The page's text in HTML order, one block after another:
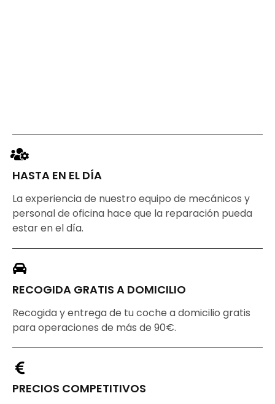
HASTA EN EL DÍA
La experiencia de nuestro equipo de mecánicos y
personal de oficina hace que la reparación pueda
estar en el día.
RECOGIDA GRATIS A DOMICILIO
Recogida y entrega de tu coche a domicilio gratis
para operaciones de más de 90€.
PRECIOS COMPETITIVOS